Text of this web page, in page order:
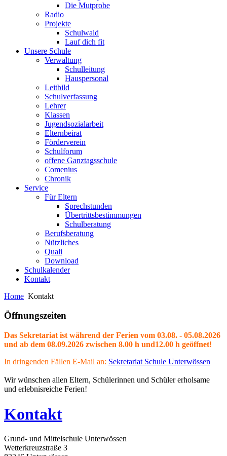
Die Mutprobe
Radio
Projekte
Schulwald
Lauf dich fit
Unsere Schule
Verwaltung
Schulleitung
Hauspersonal
Leitbild
Schulverfassung
Lehrer
Klassen
Jugendsozialarbeit
Elternbeirat
Förderverein
Schulforum
offene Ganztagsschule
Comenius
Chronik
Service
Für Eltern
Sprechstunden
Übertrittsbestimmungen
Schulberatung
Berufsberatung
Nützliches
Quali
Download
Schulkalender
Kontakt
Home Kontakt
Öffnungszeiten
Das Sekretariat ist während der Ferien vom 03.08. - 05.08.2026
und ab dem 08.09.2026 zwischen 8.00 h und12.00 h geöffnet!
In dringenden Fällen E-Mail an: Sekretariat Schule Unterwössen
Wir wünschen allen Eltern, Schülerinnen und Schüler erholsame
und erlebnisreiche Ferien!
Kontakt
Grund- und Mittelschule Unterwössen
Wetterkreuzstraße 3